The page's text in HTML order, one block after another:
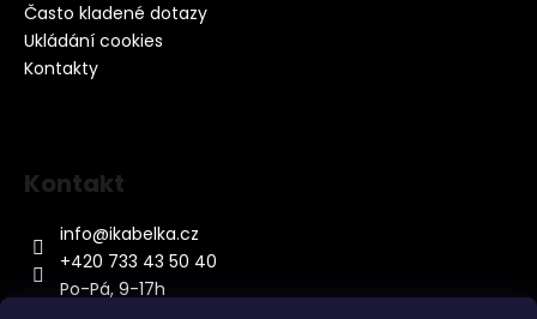
Často kladené dotazy
Ukládání cookies
Kontakty
Kontakt
info@ikabelka.cz
+420 733 43 50 40
Po-Pá, 9-17h